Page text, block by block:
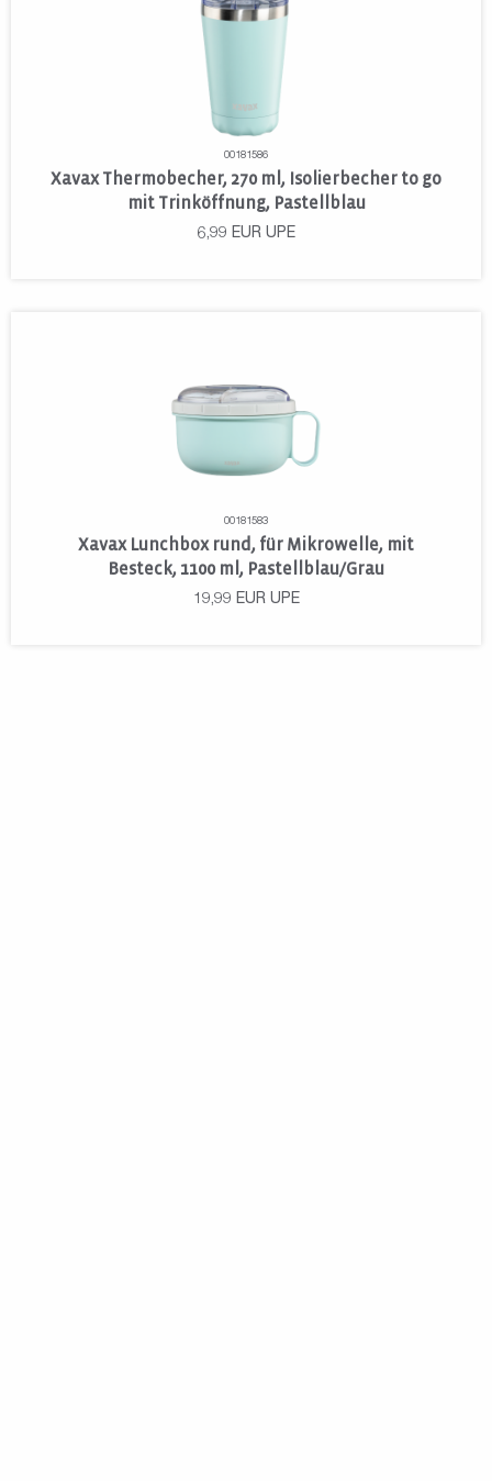
00181586
Xavax Thermobecher, 270 ml, Isolierbecher to go
mit Trinköffnung, Pastellblau
6,99 EUR UPE
00181583
Xavax Lunchbox rund, für Mikrowelle, mit
Besteck, 1100 ml, Pastellblau/Grau
19,99 EUR UPE